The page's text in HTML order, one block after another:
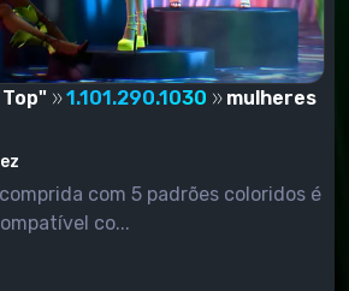
1.101.290.1030
mulheres
com 5 padrões coloridos é
no peito. Compatível co...